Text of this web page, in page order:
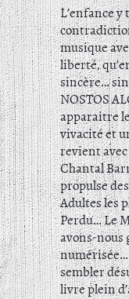
L’enfance
musique
liberté,
sincère…
NOSTOS
apparaitre
vivacité et
revient
Chantal
propulse
Adultes les
Perdu… Le
avons-nous
sembler
livre plein